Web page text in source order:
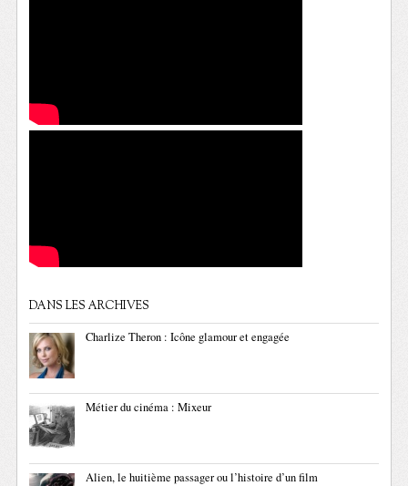
DANS LES ARCHIVES
Charlize Theron : Icône glamour et engagée
Métier du cinéma : Mixeur
Alien, le huitième passager ou l’histoire d’un film